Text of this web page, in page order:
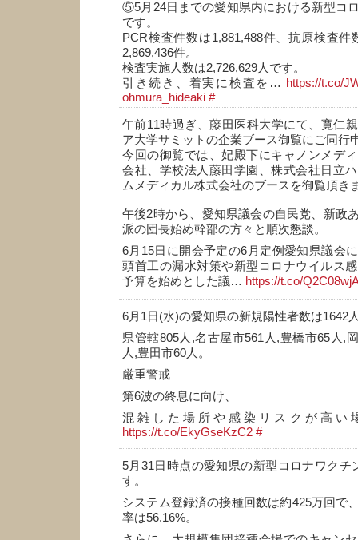
⑤5月24日までの愛知県内における新型コ
です。
PCR検査件数は1,881,488件、抗原検査件
2,869,436件。
検査実施人数は2,726,629人です。
引き続き、着実に検査を…
https://t.co/
ohmura_hideaki #
午前11時過ぎ、藤田医科大学にて、寛仁
ア大学サミットの企業ブース御覧にご同行
今回の御覧では、妃殿下にキャノンメデ
会社、学校法人藤田学園、株式会社日立
ムメディカル株式会社のブースを御覧頂き
午後2時から、愛知県議会の自民党、新政
派の団長始め幹部の方々と順次懇談。
6月15日に開会予定の6月定例愛知県議会
頭首工の漏水対策や新型コロナウイルス
予算を始めとした議… https://t.co/
6月1日(水)の愛知県の新規陽性者数は1642
県管轄805人,名古屋市561人,豊橋市65人,
人,豊田市60人。
厳重警戒
第6波の終息に向け、
混雑した場所や感染リスクが高い
https://t.co/EkyGseKzC2 #
5月31日時点の愛知県の新型コロナワクチ
す。
システム登録済の接種回数は約425万回で
率は56.16%。